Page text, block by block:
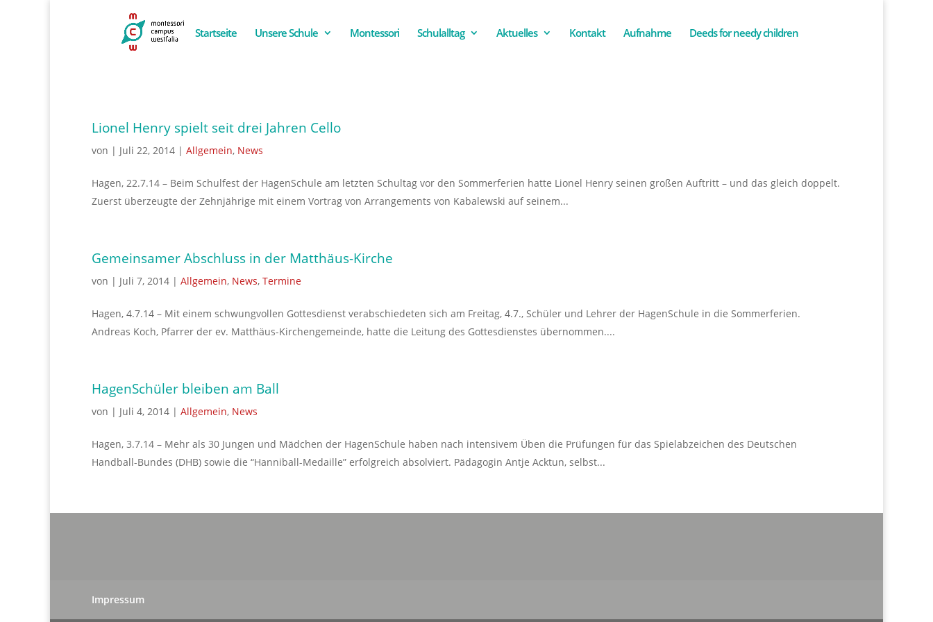
Startseite Unsere Schule Montessori Schulalltag Aktuelles Kontakt Aufnahme Deeds for needy children
Lionel Henry spielt seit drei Jahren Cello
von | Juli 22, 2014 | Allgemein, News
Hagen, 22.7.14 – Beim Schulfest der HagenSchule am letzten Schultag vor den Sommerferien hatte Lionel Henry seinen großen Auftritt – und das gleich doppelt.
Zuerst überzeugte der Zehnjährige mit einem Vortrag von Arrangements von Kabalewski auf seinem...
Gemeinsamer Abschluss in der Matthäus-Kirche
von | Juli 7, 2014 | Allgemein, News, Termine
Hagen, 4.7.14 – Mit einem schwungvollen Gottesdienst verabschiedeten sich am Freitag, 4.7., Schüler und Lehrer der HagenSchule in die Sommerferien.
Andreas Koch, Pfarrer der ev. Matthäus-Kirchengemeinde, hatte die Leitung des Gottesdienstes übernommen....
HagenSchüler bleiben am Ball
von | Juli 4, 2014 | Allgemein, News
Hagen, 3.7.14 – Mehr als 30 Jungen und Mädchen der HagenSchule haben nach intensivem Üben die Prüfungen für das Spielabzeichen des Deutschen
Handball-Bundes (DHB) sowie die “Hanniball-Medaille” erfolgreich absolviert. Pädagogin Antje Acktun, selbst...
Impressum